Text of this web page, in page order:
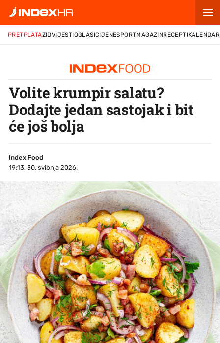
PRETPLATAZIDVIJESTIOGLASICIJENESPORTMAGAZINRECEPTIKALENDAR
Volite krumpir salatu?
Dodajte jedan sastojak i bit
će još bolja
Index Food
19:13, 30. svibnja 2026.